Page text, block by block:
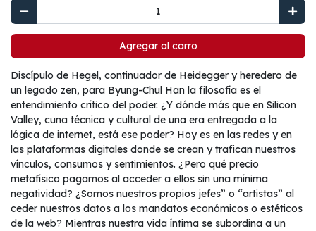
Agregar al carro
Discípulo de Hegel, continuador de Heidegger y heredero de
un legado zen, para Byung-Chul Han la filosofía es el
entendimiento crítico del poder. ¿Y dónde más que en Silicon
Valley, cuna técnica y cultural de una era entregada a la
lógica de internet, está ese poder? Hoy es en las redes y en
las plataformas digitales donde se crean y trafican nuestros
vínculos, consumos y sentimientos. ¿Pero qué precio
metafísico pagamos al acceder a ellos sin una mínima
negatividad? ¿Somos nuestros propios jefes” o “artistas” al
ceder nuestros datos a los mandatos económicos o estéticos
de la web? Mientras nuestra vida íntima se subordina a un